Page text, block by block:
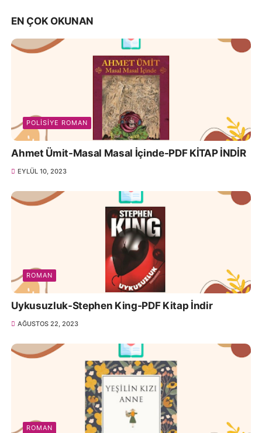
EN ÇOK OKUNAN
POLISIYE ROMAN
Ahmet Ümit-Masal Masal İçinde-PDF KİTAP İNDİR
EYLÜL 10, 2023
ROMAN
Uykusuzluk-Stephen King-PDF Kitap İndir
AĞUSTOS 22, 2023
ROMAN